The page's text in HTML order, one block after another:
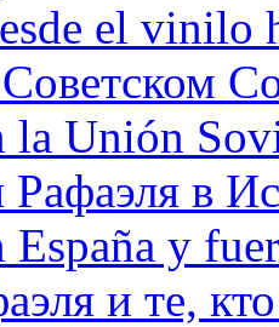
el vinilo
la Unión
Рафаэля в
España y
и те,